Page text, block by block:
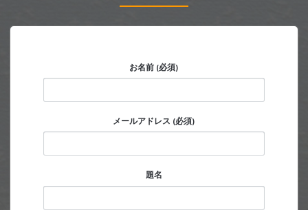
お名前 (必須)
メールアドレス (必須)
題名